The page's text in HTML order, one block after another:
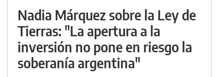
Nadia Márquez sobre la Ley de
Tierras: "La apertura a la
inversión no pone en riesgo la
soberanía argentina"